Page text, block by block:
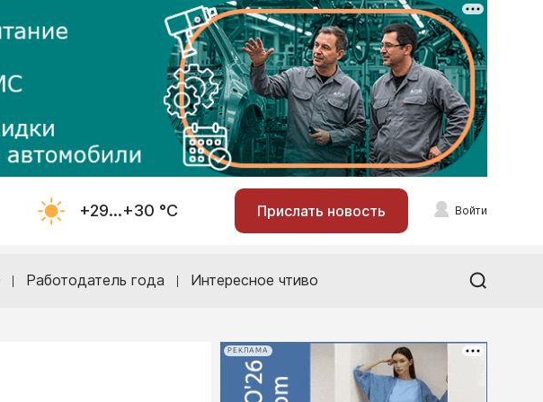
+29...+30 °С Прислать новость Войти
Работодатель года Интересное чтиво
РЕКЛАМА